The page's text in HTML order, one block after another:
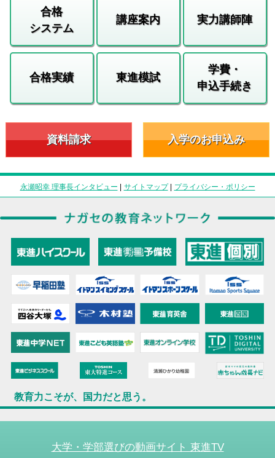
合格
システム
講座案内 実力講師陣
合格実績 東進模試
学費・
申込手続き
資料請求 入学のお申込み
永瀬昭幸 理事長インタビュー | サイトマップ| プライバシー・ポリシー
教育力こそが、国力だと思う。
大学・学部選びの動画サイト 東進TV